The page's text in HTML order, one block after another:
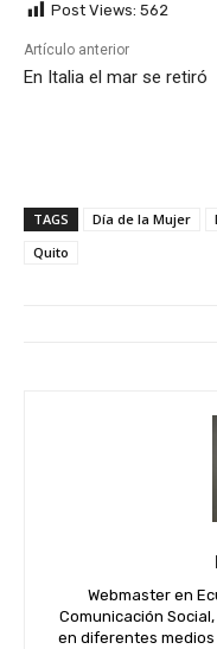
Post Views: 562
Artículo anterior
En Italia el mar se retiró
TAGS Día de la Mujer
Quito
Webmaster en
Comunicación
en diferentes